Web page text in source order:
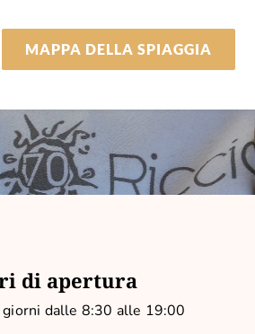
MAPPA DELLA SPIAGGIA
di apertura
dalle 8:30 alle 19:00